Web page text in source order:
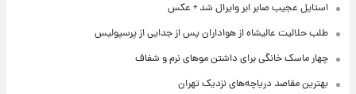
استایل عجیب صابر ابر وایرال شد + عکس
طلب حلالیت عالیشاه از هواداران پس از جدایی از پرسپولیس
چهار ماسک خانگی برای داشتن موهای نرم و شفاف
بهترین مقاصد دریاچه‌های نزدیک تهران